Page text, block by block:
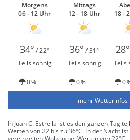
Morgens
06 - 12 Uhr
Mittags
12 - 18 Uhr
18 -
34° / 22° 36° / 31° 28°
Teils sonnig
Teils sonnig Teils
0 % 0 % 0
mehr Wetterinfos
In Juan C. Estrella ist es den ganzen Tag
Werten von 22 bis zu 36°C. In der Nacht